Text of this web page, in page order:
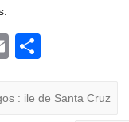
E
ail ta
: ile de Santa Cruz